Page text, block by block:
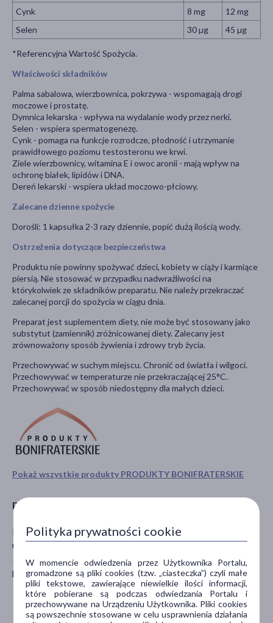
Pokaż wszystkie produkty PRODUKTY BONIFRATERSKIE
Producent
Farmaceutyczne Produkty Bonifraterskie Sp. z o.o.
ul. Krakowska 50/4
31-066 Kraków
pharmaceutical@bonifratrzy.pl
Cynk
8 mg
12 mg
Selen
30 µg 45 µg
*Referencyjna Wartość Spożycia.
Właściwości składników
Palma sabalowa, wierzbownica, pokrzywa - wspomagają drogi
moczowe i prostatę.
Dymnica lekarska - wpływa na wydalanie wody przez nerki.
Selen - wspiera spermatogenezę.
Cynk - pomaga na funkcje rozrodcze, płodność i utrzymanie
prawidłowego poziomu testosteronu we krwi.
Ziele wierzbownicy, witamina E i owoc aronii - mają wpływ na
ochronę białek, lipidów i DNA.
Dereń lekarski - wspiera układ moczowo-płciowy.
Zalecane dzienne spożycie
Dorośli: 1 kapsułka 2-3 razy dziennie, popić dużą ilością wody.
Ostrzeżenia dotyczące bezpieczeństwa
Produktu nie powinny spożywać dzieci, kobiety w ciąży i karmiące
piersią. Nie stosować w przypadku nadwrażliwości na
którykolwiek ze składników preparatu. Nie należy przekraczać
zalecanej porcji do spożycia w ciągu dnia.
Preparat jest suplementem diety, nie może być stosowany jako
substytut (zamiennik) zróżnicowanej diety. Zalecany jest
zrównoważony sposób żywienia i zdrowy tryb życia.
Przechowywać w suchym miejscu. Chronić od światła i wilgoci.
Przechowywać w temperaturze nie przekraczającej 25°C.
Przechowywać w sposób niedostępny dla małych dzieci.
Polityka prywatności cookie
W momencie odwiedzenia przez Użytkownika Portalu,
gromadzone są pliki cookies (tzw. „ciasteczka”) czyli małe
pliki tekstowe, zawierające niewielkie ilości informacji,
które pobierane są podczas odwiedzania Portalu i
przechowywane na Urządzeniu Użytkownika. Pliki cookies
są powszechnie stosowane w celu usprawnienia działania